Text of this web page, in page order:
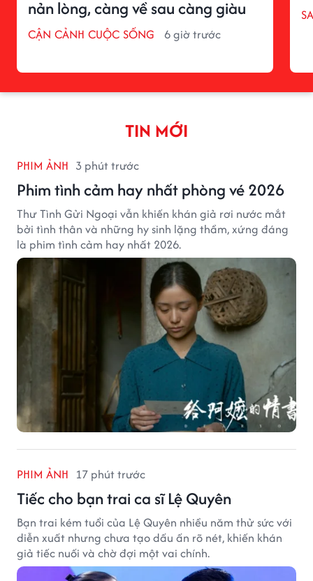
nản lòng, càng về sau càng giàu
CẬN CẢNH CUỘC SỐNG 6 giờ trước
TIN MỚI
PHIM ẢNH 3 phút trước
Phim tình cảm hay nhất phòng vé 2026
Thư Tình Gửi Ngoại vẫn khiến khán giả rơi nước mắt
bởi tình thân và những hy sinh lặng thầm, xứng đáng
là phim tình cảm hay nhất 2026.
PHIM ẢNH 17 phút trước
Tiếc cho bạn trai ca sĩ Lệ Quyên
Bạn trai kém tuổi của Lệ Quyên nhiều năm thử sức với
diễn xuất nhưng chưa tạo dấu ấn rõ nét, khiến khán
giả tiếc nuối và chờ đợi một vai chính.